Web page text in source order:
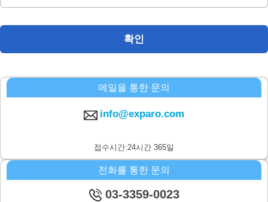
계시 대상 개인정보의 계시 및 문의사항 창구에 대하여
본인으로부터의 요청에 의하여,당사가 보유하는 계시대상 개인정보의
주식회사 시스퀘어 개인정보 문의창구
E-MAIL：info@c-square.co.jp
개인정보를 입력하는데에 앞서서 주의사항
되지않을 경우가 있습니다.
확인
메일을 통한 문의
info@exparo.com
접수시간:24시간 365일
전화를 통한 문의
03-3359-0023